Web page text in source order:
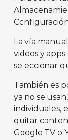
La vía
videos y
seleccionar
También es
ya no se
individuales,
quitar
Google TV o